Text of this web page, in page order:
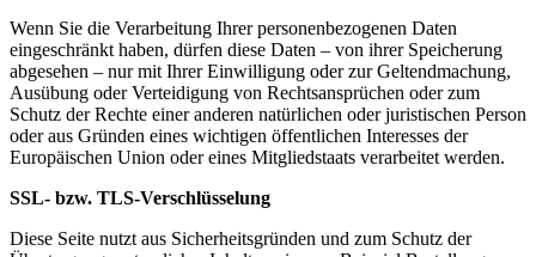
Wenn Sie die Verarbeitung Ihrer personenbezogenen Daten
eingeschränkt haben, dürfen diese Daten – von ihrer Speicherung
abgesehen – nur mit Ihrer Einwilligung oder zur Geltendmachung,
Ausübung oder Verteidigung von Rechtsansprüchen oder zum
Schutz der Rechte einer anderen natürlichen oder juristischen Person
oder aus Gründen eines wichtigen öffentlichen Interesses der
Europäischen Union oder eines Mitgliedstaats verarbeitet werden.
SSL- bzw. TLS-Verschlüsselung
Diese Seite nutzt aus Sicherheitsgründen und zum Schutz der